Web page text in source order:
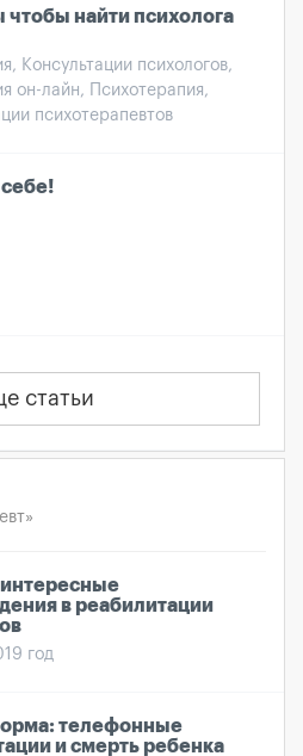
чтобы найти психолога
Консультации психологов,
он-лайн, Психотерапия,
психотерапевтов
себе!
статьи
в реабилитации
год
телефонные
и смерть ребенка